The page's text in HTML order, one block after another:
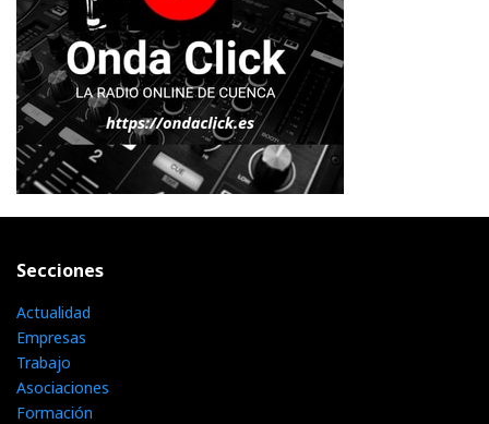
Secciones
Actualidad
Empresas
Trabajo
Asociaciones
Formación